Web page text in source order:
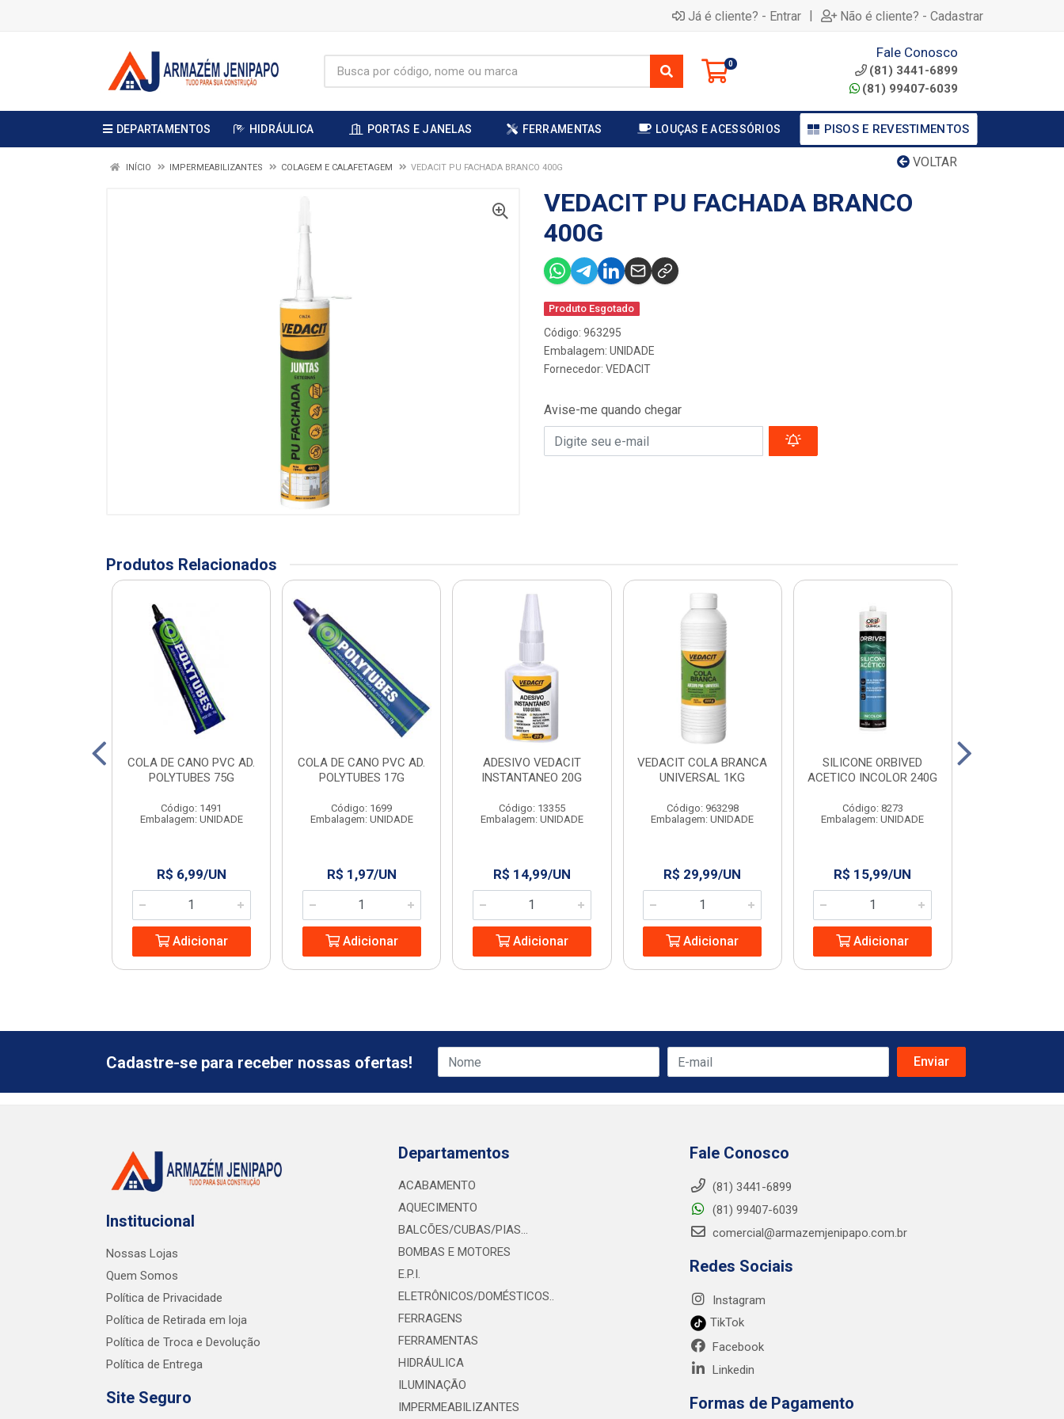
Já é cliente? - Entrar | Não é cliente? - Cadastrar
0
Fale Conosco
(81) 3441-6899
(81) 99407-6039
DEPARTAMENTOS HIDRÁULICA PORTAS E JANELAS FERRAMENTAS LOUÇAS E ACESSÓRIOS PISOS E REVESTIMENTOS
VOLTAR
INÍCIO IMPERMEABILIZANTES COLAGEM E CALAFETAGEM VEDACIT PU FACHADA BRANCO 400G
VEDACIT PU FACHADA BRANCO
400G
Produto Esgotado
Código: 963295
Embalagem: UNIDADE
Fornecedor: VEDACIT
Avise-me quando chegar
Produtos Relacionados
COLA DE CANO PVC AD.
POLYTUBES 75G
Código: 1491
Embalagem: UNIDADE
R$ 6,99/UN
Adicionar
COLA DE CANO PVC AD.
POLYTUBES 17G
Código: 1699
Embalagem: UNIDADE
R$ 1,97/UN
Adicionar
ADESIVO VEDACIT
INSTANTANEO 20G
Código: 13355
Embalagem: UNIDADE
R$ 14,99/UN
Adicionar
VEDACIT COLA BRANCA
UNIVERSAL 1KG
Código: 963298
Embalagem: UNIDADE
R$ 29,99/UN
Adicionar
SILICONE ORBIVED
ACETICO INCOLOR 240G
Código: 8273
Embalagem: UNIDADE
R$ 15,99/UN
Adicionar
Cadastre-se para receber nossas ofertas!
Institucional
Nossas Lojas
Quem Somos
Política de Privacidade
Política de Retirada em loja
Política de Troca e Devolução
Política de Entrega
Site Seguro
Departamentos
ACABAMENTO
AQUECIMENTO
BALCÕES/CUBAS/PIAS...
BOMBAS E MOTORES
E.P.I.
ELETRÔNICOS/DOMÉSTICOS..
FERRAGENS
FERRAMENTAS
HIDRÁULICA
ILUMINAÇÃO
IMPERMEABILIZANTES
Fale Conosco
(81) 3441-6899
(81) 99407-6039
comercial@armazemjenipapo.com.br
Redes Sociais
Instagram
TikTok
Facebook
Linkedin
Formas de Pagamento